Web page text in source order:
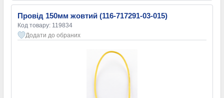
Провід 150мм жовтий (116-717291-03-015)
Код товару: 119834
Додати до обраних